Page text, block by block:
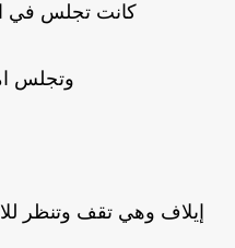
كانت تجلس في
وتجلس
إيلاف وهي تقف وتنظر